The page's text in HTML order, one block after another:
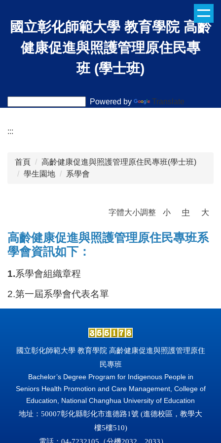
到
主國立彰化師範大學 教育學院 高齡
健康促進與照護管理原住民專
班 (學士班)
Powered by Translate
:::
首頁
高齡健康促進與照護管理原住民專班(學士班)
學生園地
系學會
字體大小調整 小 中 大
高齡健康促進與照護管理原住民專班系
學會資訊如下：
1.系學會組織章程
2.第一屆系學會代表名單
國立彰化師範大學 教育學院 高齡健康促進與照護管理原住
民專班
Bachelor’s Degree Program for Indigenous People in
Seniors Health Promotion and Care Management, College of
Education, National Changhua University of Education
地址：50007彰化縣彰化市進德路1號 (進德校區，教學大
樓5樓510)